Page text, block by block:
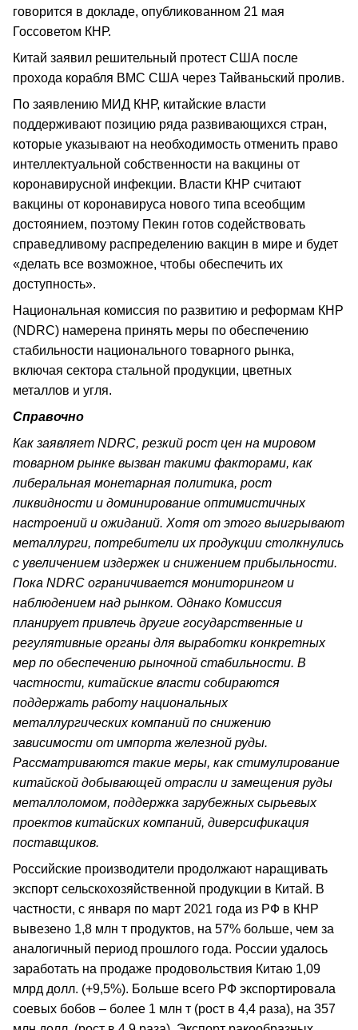
говорится в докладе, опубликованном 21 мая
Госсоветом КНР.
Китай заявил решительный протест США после
прохода корабля ВМС США через Тайваньский пролив.
По заявлению МИД КНР, китайские власти
поддерживают позицию ряда развивающихся стран,
которые указывают на необходимость отменить право
интеллектуальной собственности на вакцины от
коронавирусной инфекции. Власти КНР считают
вакцины от коронавируса нового типа всеобщим
достоянием, поэтому Пекин готов содействовать
справедливому распределению вакцин в мире и будет
«делать все возможное, чтобы обеспечить их
доступность».
Национальная комиссия по развитию и реформам КНР
(NDRC) намерена принять меры по обеспечению
стабильности национального товарного рынка,
включая сектора стальной продукции, цветных
металлов и угля.
Справочно
Как заявляет NDRC, резкий рост цен на мировом
товарном рынке вызван такими факторами, как
либеральная монетарная политика, рост
ликвидности и доминирование оптимистичных
настроений и ожиданий. Хотя от этого выигрывают
металлурги, потребители их продукции столкнулись
с увеличением издержек и снижением прибыльности.
Пока NDRC ограничивается мониторингом и
наблюдением над рынком. Однако Комиссия
планирует привлечь другие государственные и
регулятивные органы для выработки конкретных
мер по обеспечению рыночной стабильности. В
частности, китайские власти собираются
поддержать работу национальных
металлургических компаний по снижению
зависимости от импорта железной руды.
Рассматриваются такие меры, как стимулирование
китайской добывающей отрасли и замещения руды
металлоломом, поддержка зарубежных сырьевых
проектов китайских компаний, диверсификация
поставщиков.
Российские производители продолжают наращивать
экспорт сельскохозяйственной продукции в Китай. В
частности, с января по март 2021 года из РФ в КНР
вывезено 1,8 млн т продуктов, на 57% больше, чем за
аналогичный период прошлого года. России удалось
заработать на продаже продовольствия Китаю 1,09
млрд долл. (+9,5%). Больше всего РФ экспортировала
соевых бобов – более 1 млн т (рост в 4,4 раза), на 357